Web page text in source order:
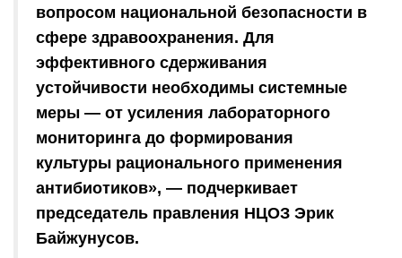
вопросом национальной безопасности в
сфере здравоохранения. Для
эффективного сдерживания
устойчивости необходимы системные
меры — от усиления лабораторного
мониторинга до формирования
культуры рационального применения
антибиотиков», — подчеркивает
председатель правления НЦОЗ Эрик
Байжунусов.